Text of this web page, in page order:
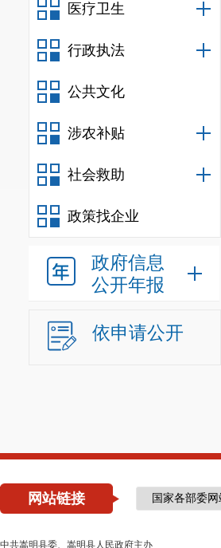
医疗卫生
行政执法
公共文化
涉农补贴
社会救助
政策找企业
政府信息
公开年报
依申请公开
网站链接
中共嵩明县委、嵩明县人民政府主办